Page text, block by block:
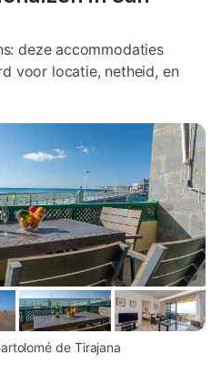
deze accommodaties
voor locatie, netheid, en
meer...
de Tirajana